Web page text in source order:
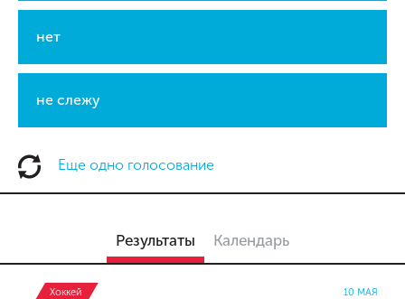
нет
не слежу
Еще одно голосование
Результаты Календарь
Хоккей 10 МАЯ